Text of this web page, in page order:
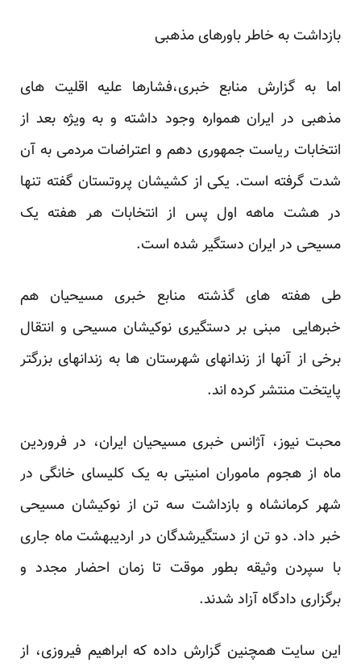
بازداشت به خاطر باورهای مذهبی
اما به گزارش منابع خبری،فشارها علیه اقلیت های
مذهبی در ایران همواره وجود داشته و به ویژه بعد از
انتخابات ریاست جمهوری دهم و اعتراضات مردمی به آن
شدت گرفته است. یکی از کشیشان پروتستان گفته تنها
در هشت ماهه اول پس از انتخابات هر هفته یک
مسیحی در ایران دستگیر شده است.
طی هفته های گذشته منابع خبری مسیحیان هم
خبرهایی مبنی بر دستگیری نوکیشان مسیحی و انتقال
برخی از آنها از زندانهای شهرستان ها به زندانهای بزرگتر
پایتخت منتشر کرده اند.
محبت نیوز، آژانس خبری مسیحیان ایران، در فروردین
ماه از هجوم ماموران امنیتی به یک کلیسای خانگی در
شهر کرمانشاه و بازداشت سه تن از نوکیشان مسیحی
خبر داد. دو تن از دستگیرشدگان در اردیبهشت ماه جاری
با سپردن وثیقه بطور موقت تا زمان احضار مجدد و
برگزاری دادگاه آزاد شدند.
این سایت همچنین گزارش داده که ابراهیم فیروزی، از